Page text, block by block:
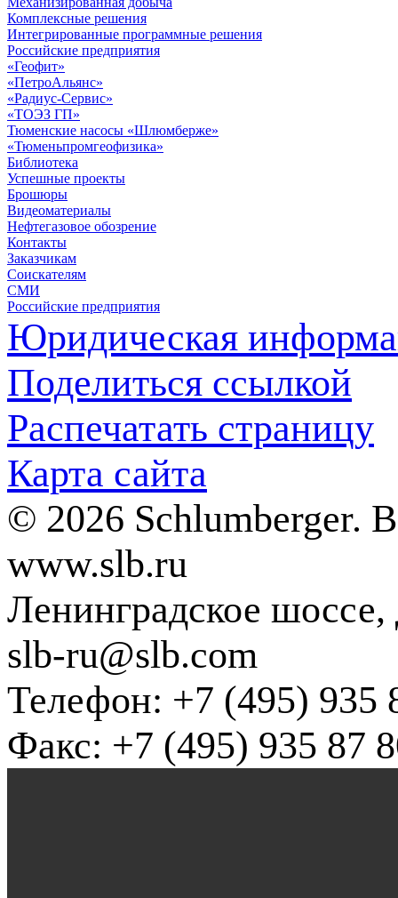
Комплексные решения
Интегрированные программные решения
Российские предприятия
«Геофит»
«ПетроАльянс»
«Радиус-Сервис»
«ТОЭЗ ГП»
Тюменские насосы «Шлюмберже»
«Тюменьпромгеофизика»
Библиотека
Успешные проекты
Брошюры
Видеоматериалы
Нефтегазовое обозрение
Контакты
Заказчикам
Соискателям
СМИ
Российские предприятия
Юридическая
Поделиться ссылкой
Распечатать страницу
Карта сайта
© 2026 Schlumberger.
www.slb.ru
Ленинградское
slb-ru@slb.com
Телефон: +7 (495) 935
Факс: +7 (495) 935 87